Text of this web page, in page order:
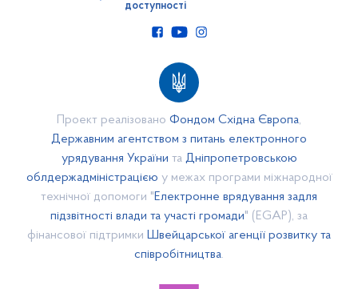
Відкритий бюджет
Звіти про виконання бюджетних програм на 2017 рік
Паспорти бюджетних програм за 2018 рік
Паспорти бюджетних програм за 2017 рік
БЮДЖЕТ 2019 року
Використання інфраструктурної субвенції 2019 рік
БЮДЖЕТ 2020 року
Проект бюджету 2020 року
БЮДЖЕТНИЙ РЕГЛАМЕНТ
Проект реалізовано Фондом Східна Європа,
Державним агентством з питань електронного
урядування України та Дніпропетровською
облдержадміністрацією у межах програми міжнародної
технічної допомоги "Електронне врядування задля
підзвітності влади та участі громади" (EGAP), за
фінансової підтримки Швейцарської агенції розвитку та
співробітництва.
доступності